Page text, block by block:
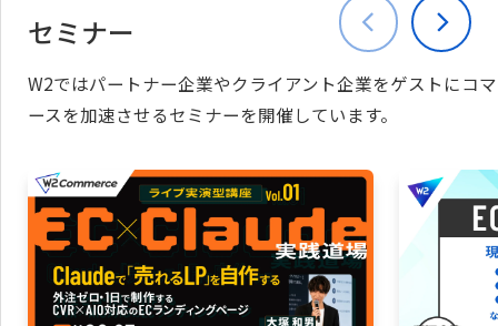
セミナー
W2ではパートナー企業やクライアント企業をゲストにコマ
ースを加速させるセミナーを開催しています。